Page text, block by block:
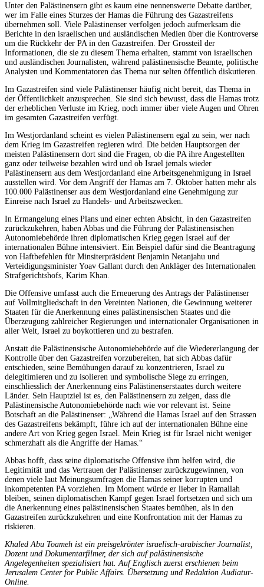
Unter den Palästinensern gibt es kaum eine nennenswerte Debatte darüber,
wer im Falle eines Sturzes der Hamas die Führung des Gazastreifens
übernehmen soll. Viele Palästinenser verfolgen jedoch aufmerksam die
Berichte in den israelischen und ausländischen Medien über die Kontroverse
um die Rückkehr der PA in den Gazastreifen. Der Grossteil der
Informationen, die sie zu diesem Thema erhalten, stammt von israelischen
und ausländischen Journalisten, während palästinensische Beamte, politische
Analysten und Kommentatoren das Thema nur selten öffentlich diskutieren.
Im Gazastreifen sind viele Palästinenser häufig nicht bereit, das Thema in
der Öffentlichkeit anzusprechen. Sie sind sich bewusst, dass die Hamas trotz
der erheblichen Verluste im Krieg, noch immer über viele Augen und Ohren
im gesamten Gazastreifen verfügt.
Im Westjordanland scheint es vielen Palästinensern egal zu sein, wer nach
dem Krieg im Gazastreifen regieren wird. Die beiden Hauptsorgen der
meisten Palästinensern dort sind die Fragen, ob die PA ihre Angestellten
ganz oder teilweise bezahlen wird und ob Israel jemals wieder
Palästinensern aus dem Westjordanland eine Arbeitsgenehmigung in Israel
ausstellen wird. Vor dem Angriff der Hamas am 7. Oktober hatten mehr als
100.000 Palästinenser aus dem Westjordanland eine Genehmigung zur
Einreise nach Israel zu Handels- und Arbeitszwecken.
In Ermangelung eines Plans und einer echten Absicht, in den Gazastreifen
zurückzukehren, haben Abbas und die Führung der Palästinensischen
Autonomiebehörde ihren diplomatischen Krieg gegen Israel auf der
internationalen Bühne intensiviert. Ein Beispiel dafür sind die Beantragung
von Haftbefehlen für Minsiterpräsident Benjamin Netanjahu und
Verteidigungsminister Yoav Gallant durch den Ankläger des Internationalen
Strafgerichtshofs, Karim Khan.
Die Offensive umfasst auch die Erneuerung des Antrags der Palästinenser
auf Vollmitgliedschaft in den Vereinten Nationen, die Gewinnung weiterer
Staaten für die Anerkennung eines palästinensischen Staates und die
Überzeugung zahlreicher Regierungen und internationaler Organisationen in
aller Welt, Israel zu boykottieren und zu bestrafen.
Anstatt die Palästinensische Autonomiebehörde auf die Wiedererlangung der
Kontrolle über den Gazastreifen vorzubereiten, hat sich Abbas dafür
entschieden, seine Bemühungen darauf zu konzentrieren, Israel zu
delegitimieren und zu isolieren und symbolische Siege zu erringen,
einschliesslich der Anerkennung eins Palästinenserstaates durch weitere
Länder. Sein Hauptziel ist es, den Palästinensern zu zeigen, dass die
Palästinensische Autonomiebehörde nach wie vor relevant ist. Seine
Botschaft an die Palästinenser: „Während die Hamas Israel auf den Strassen
des Gazastreifens bekämpft, führe ich auf der internationalen Bühne eine
andere Art von Krieg gegen Israel. Mein Krieg ist für Israel nicht weniger
schmerzhaft als die Angriffe der Hamas.“
Abbas hofft, dass seine diplomatische Offensive ihm helfen wird, die
Legitimität und das Vertrauen der Palästinenser zurückzugewinnen, von
denen viele laut Meinungsumfragen die Hamas seiner korrupten und
inkompetenten PA vorziehen. Im Moment würde er lieber in Ramallah
bleiben, seinen diplomatischen Kampf gegen Israel fortsetzen und sich um
die Anerkennung eines palästinensischen Staates bemühen, als in den
Gazastreifen zurückzukehren und eine Konfrontation mit der Hamas zu
riskieren.
Khaled Abu Toameh ist ein preisgekrönter israelisch-arabischer Journalist,
Dozent und Dokumentarfilmer, der sich auf palästinensische
Angelegenheiten spezialisiert hat. Auf Englisch zuerst erschienen beim
Jerusalem Center for Public Affairs. Übersetzung und Redaktion Audiatur-
Online.